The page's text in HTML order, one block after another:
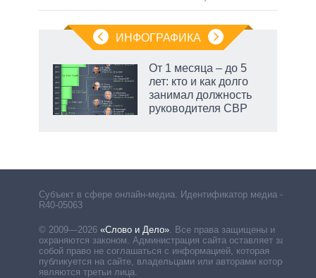
ИНФОГРАФИКА
От 1 месяца – до 5
лет: кто и как долго
занимал должность
руководителя СВР
Субъект в сфере онлайн-медиа. Идентификатор медиа –
R40-05063
© 2009—2026 «Слово и Дело» Все права защищены и
охраняются законом. Администрация сайта оставляет за
собой право не соглашаться с информацией, которая
публикуется на сайте, владельцами или авторами которой
являются третьи лица.